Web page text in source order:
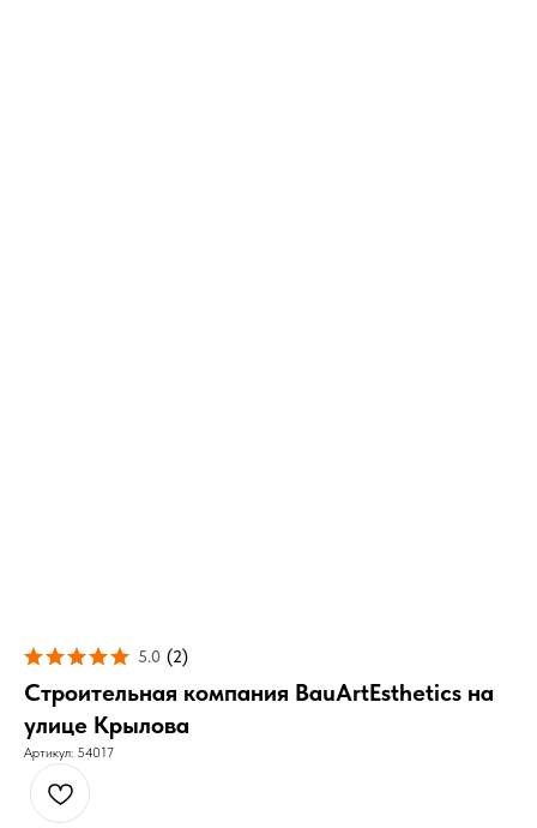
5.0 (2)
Строительная компания BauArtEsthetics на
улице Крылова
Артикул: 54017